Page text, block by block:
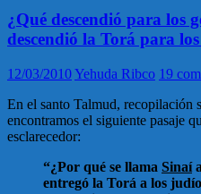
¿Qué descendió para los
descendió la Torá para
12/03/2010Yehuda Ribco 19
En el santo Talmud, recopilación
encontramos el siguiente pasaje
esclarecedor:
“¿Por qué se llama Sinaí
entregó la Torá a los